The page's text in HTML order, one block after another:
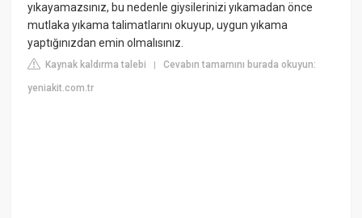
yıkayamazsınız, bu nedenle giysilerinizi yıkamadan önce
mutlaka yıkama talimatlarını okuyup, uygun yıkama
yaptığınızdan emin olmalısınız.
Kaynak kaldırma talebi |Cevabın tamamını burada okuyun:
yeniakit.com.tr